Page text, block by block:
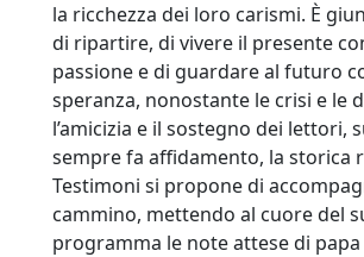
la ricchezza dei loro carismi. È
di ripartire, di vivere il presente
passione e di guardare al futuro
speranza, nonostante le crisi e le
l’amicizia e il sostegno dei lettori,
sempre fa affidamento, la storica
Testimoni si propone di
cammino, mettendo al cuore del
programma le note attese di papa